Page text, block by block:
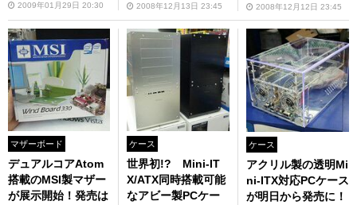
2009年01月29日 20:30 2008年12月13日 23:45 2008年12月12日 23:45
マザーボード
デュアルコアAtom
搭載のMSI製マザー
が展示開始！発売は
ケース
世界初!? Mini-IT
X/ATX同時搭載可能
なアビー製PCケー
ケース
アクリル製の透明Mi
ni-ITX対応PCケース
が明日から発売に！